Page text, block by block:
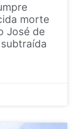
morte
José de